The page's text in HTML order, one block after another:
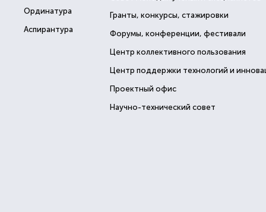
Ординатура
Аспирантура
Гранты, конкурсы, стажировки
Форумы, конференции, фестивали
Центр коллективного пользования
Центр поддержки технологий и
Проектный офис
Научно-технический совет